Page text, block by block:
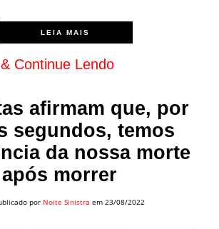
LEIA MAIS
Continue Lendo
afirmam que, por
segundos, temos
da nossa morte
após morrer
por Noite Sinistra em 23/08/2022